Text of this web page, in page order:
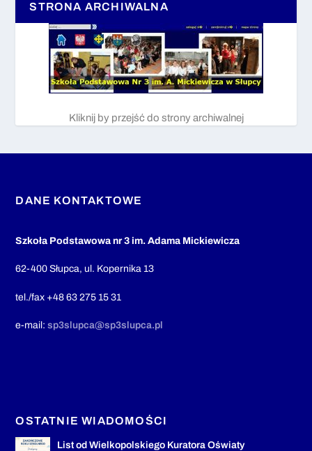
STRONA ARCHIWALNA
Kliknij by przejść do strony archiwalnej
DANE KONTAKTOWE
Szkoła Podstawowa nr 3 im. Adama Mickiewicza
62-400 Słupca, ul. Kopernika 13
tel./fax +48 63 275 15 31
e-mail:sp3slupca@sp3slupca.pl
OSTATNIE WIADOMOŚCI
List od Wielkopolskiego Kuratora Oświaty